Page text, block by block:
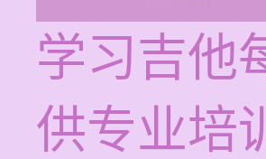
学习吉他
供专业培